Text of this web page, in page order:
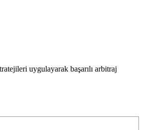
uygulayarak başarılı arbitraj